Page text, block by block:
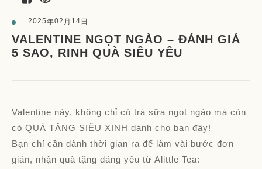
2025年02 月 14 日
VALENTINE NGỌT NGÀO – ĐÁNH GIÁ
5 SAO, RINH QUÀ SIÊU YÊU
Valentine này, không chỉ có trà sữa ngọt ngào mà còn
có QUÀ TẶNG SIÊU XINH dành cho bạn đây!
Bạn chỉ cần dành thời gian ra để làm vài bước đơn
giản, nhận quà tặng đáng yêu từ Alittle Tea: